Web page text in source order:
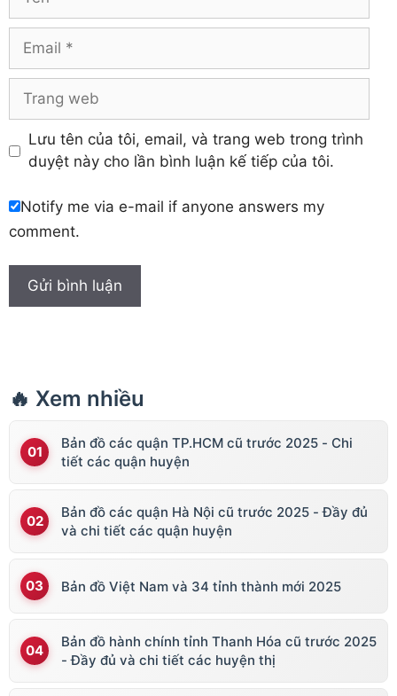
Khánh Hòa
Email
Trang
Lưu tên của tôi, email, và trang web trong trình
duyệt này cho lần bình luận kế tiếp của tôi.
Notify me via e-mail if anyone answers my
comment.
🔥 Xem nhiều
Bản đồ các quận TP.HCM cũ trước 2025 - Chi
tiết các quận huyện
Bản đồ các quận Hà Nội cũ trước 2025 - Đầy đủ
và chi tiết các quận huyện
Bản đồ Việt Nam và 34 tỉnh thành mới 2025
Bản đồ hành chính tỉnh Thanh Hóa cũ trước 2025
- Đầy đủ và chi tiết các huyện thị